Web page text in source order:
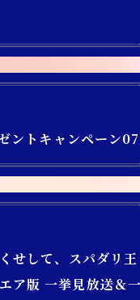
ントキャンペーン07
せして、スパダリ王
ア版 一挙見放送＆一